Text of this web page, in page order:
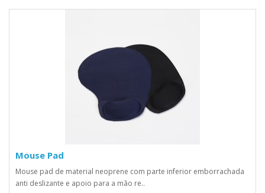
Mouse Pad
Mouse pad de material neoprene com parte inferior emborrachada
anti deslizante e apoio para a mão re..